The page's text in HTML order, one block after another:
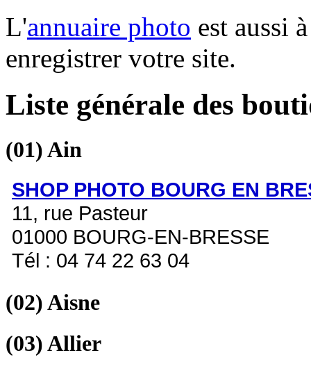
L'annuaire photo est aussi
enregistrer votre site.
Liste générale des
(01)Ain
SHOP PHOTO BOURG EN
11, rue Pasteur
01000 BOURG-EN-BRESSE
Tél : 04 74 22 63 04
(02)Aisne
(03)Allier